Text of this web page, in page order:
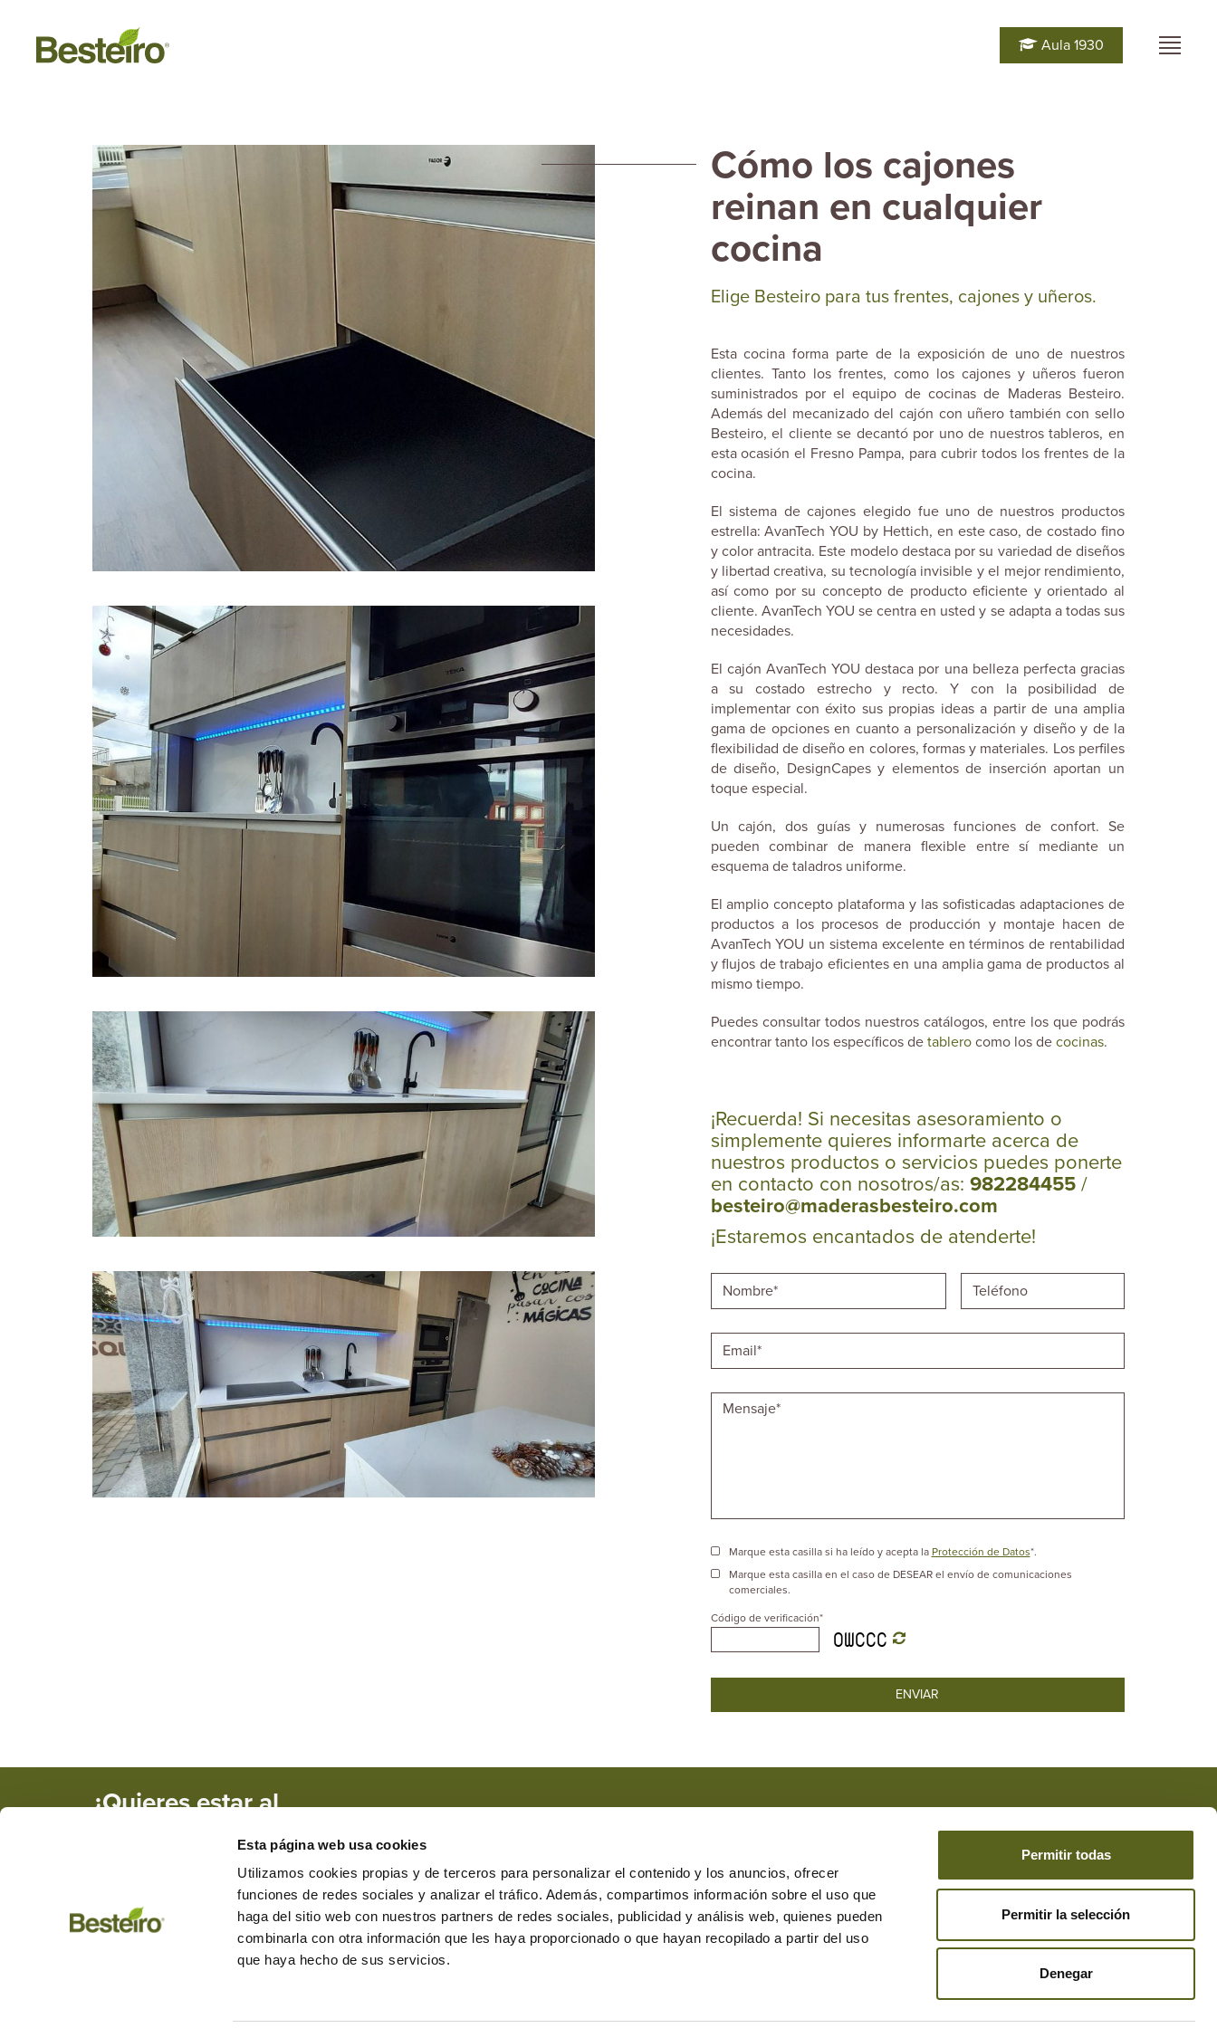
Esta página web usa cookies
Utilizamos cookies propias y de terceros para personalizar el contenido y los anuncios, ofrecer
funciones de redes sociales y analizar el tráfico. Además, compartimos información sobre el uso que
haga del sitio web con nuestros partners de redes sociales, publicidad y análisis web, quienes pueden
combinarla con otra información que les haya proporcionado o que hayan recopilado a partir del uso
que haya hecho de sus servicios.
Permitir todas
Permitir la selección
Denegar
Aula 1930
Cómo los cajones
reinan en cualquier
cocina
Elige Besteiro para tus frentes, cajones y uñeros.
Esta cocina forma parte de la exposición de uno de nuestros
clientes. Tanto los frentes, como los cajones y uñeros fueron
suministrados por el equipo de cocinas de Maderas Besteiro.
Además del mecanizado del cajón con uñero también con sello
Besteiro, el cliente se decantó por uno de nuestros tableros, en
esta ocasión el Fresno Pampa, para cubrir todos los frentes de la
cocina.
El sistema de cajones elegido fue uno de nuestros productos
estrella: AvanTech YOU by Hettich, en este caso, de costado fino
y color antracita. Este modelo destaca por su variedad de diseños
y libertad creativa, su tecnología invisible y el mejor rendimiento,
así como por su concepto de producto eficiente y orientado al
cliente. AvanTech YOU se centra en usted y se adapta a todas sus
necesidades.
El cajón AvanTech YOU destaca por una belleza perfecta gracias
a su costado estrecho y recto. Y con la posibilidad de
implementar con éxito sus propias ideas a partir de una amplia
gama de opciones en cuanto a personalización y diseño y de la
flexibilidad de diseño en colores, formas y materiales. Los perfiles
de diseño, DesignCapes y elementos de inserción aportan un
toque especial.
Un cajón, dos guías y numerosas funciones de confort. Se
pueden combinar de manera flexible entre sí mediante un
esquema de taladros uniforme.
El amplio concepto plataforma y las sofisticadas adaptaciones de
productos a los procesos de producción y montaje hacen de
AvanTech YOU un sistema excelente en términos de rentabilidad
y flujos de trabajo eficientes en una amplia gama de productos al
mismo tiempo.
Puedes consultar todos nuestros catálogos, entre los que podrás
encontrar tanto los específicos de tablero como los de cocinas.
¡Recuerda! Si necesitas asesoramiento o
simplemente quieres informarte acerca de
nuestros productos o servicios puedes ponerte
en contacto con nosotros/as: 982284455/
besteiro@maderasbesteiro.com
¡Estaremos encantados de atenderte!
Marque esta casilla si ha leído y acepta la Protección de Datos*.
Marque esta casilla en el caso de DESEAR el envío de comunicaciones
comerciales.
Código de verificación*
¿Quieres estar al
promociones?
+34 982 284 455
besteiro@maderasbesteiro.com
Carretera de Friol, km 1, CP: 27231 Lugo